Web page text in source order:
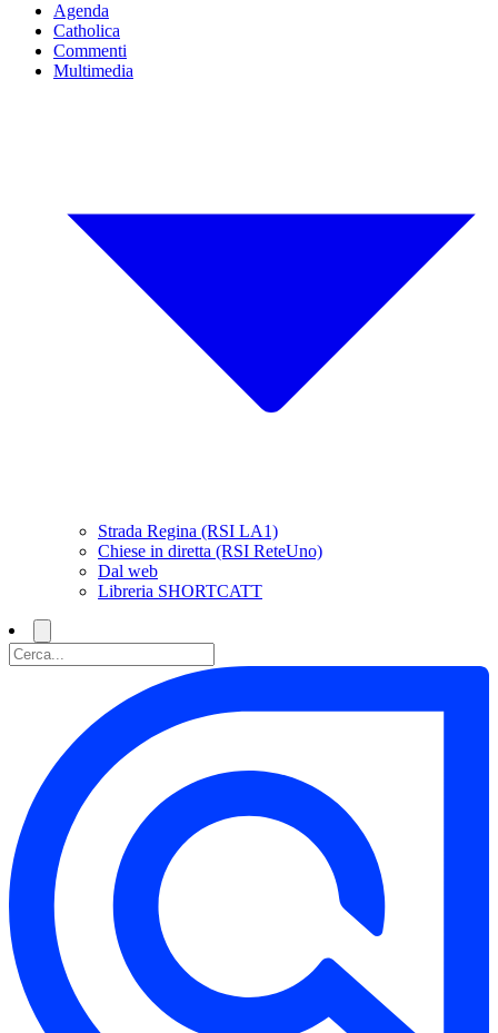
Agenda
Catholica
Commenti
Multimedia
Strada Regina (RSI LA1)
Chiese in diretta (RSI ReteUno)
Dal web
Libreria SHORTCATT